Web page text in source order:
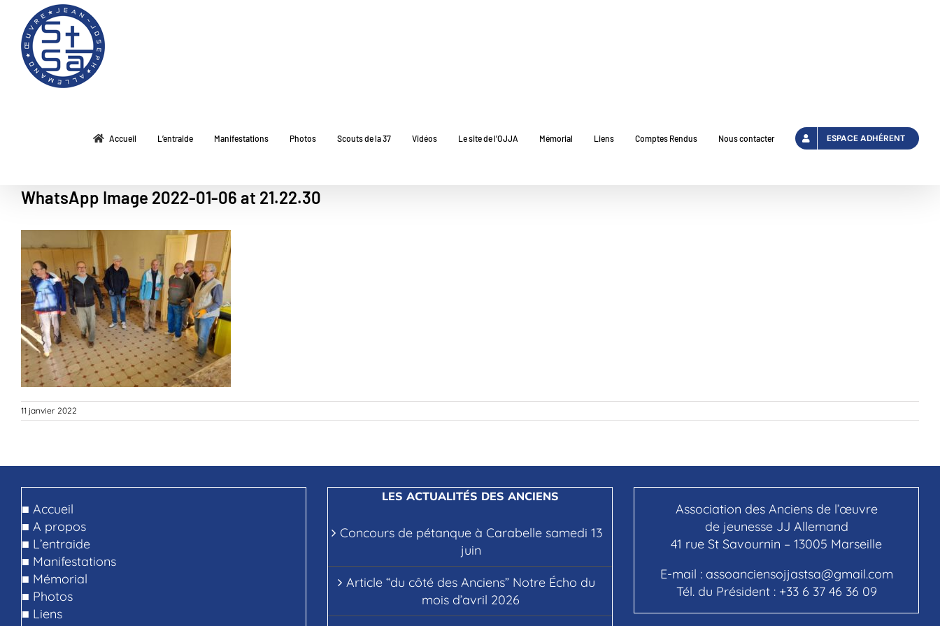
contenu
Accueil L’entraide Manifestations Photos Scouts de la 37 Vidéos Le site de l’OJJA Mémorial Liens Comptes Rendus Nous contacter ESPACE ADHÉRENT
WhatsApp Image 2022-01-06 at 21.22.30
11 janvier 2022
■ Accueil
■ A propos
■ L’entraide
■ Manifestations
■ Mémorial
■ Photos
■ Liens
LES ACTUALITÉS DES ANCIENS
Concours de pétanque à Carabelle samedi 13
juin
Article “du côté des Anciens” Notre Écho du
mois d’avril 2026
Association des Anciens de l’œuvre
de jeunesse JJ Allemand
41 rue St Savournin – 13005 Marseille
E-mail : assoanciensojjastsa@gmail.com
Tél. du Président : +33 6 37 46 36 09